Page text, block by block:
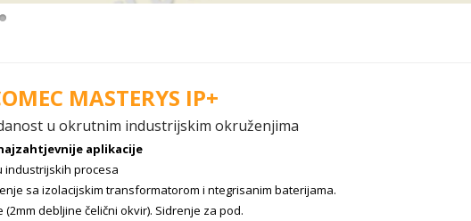
MASTERYS IP+
u okrutnim industrijskim okruženjima
aplikacije
industrijskih procesa
sa izolacijskim transformatorom i ntegrisanim baterijama.
(2mm debljine čelični okvir). Sidrenje za pod.